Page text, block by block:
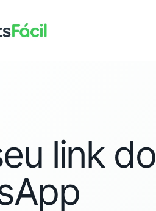
link do